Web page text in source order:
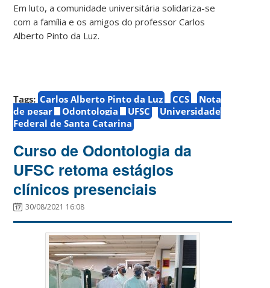
Em luto, a comunidade universitária solidariza-se
com a família e os amigos do professor Carlos
Alberto Pinto da Luz.
Tags: Carlos Alberto Pinto da Luz CCS
Nota
de pesar
Odontologia UFSC
Universidade
Federal de Santa Catarina
Curso de Odontologia da
UFSC retoma estágios
clínicos presenciais
30/08/2021 16:08